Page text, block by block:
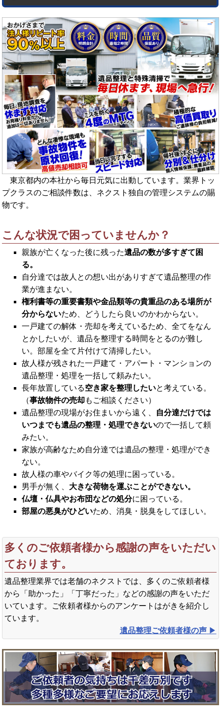
東京都内の本社から毎日元気に出動しています。業界トッ
プクラスのご相談件数は、ネクスト独自の管理システムの賜
物です。
こんな状況で困っていませんか？
親族が亡くなった後に残った遺品の数が多すぎて困
る。
自分達では故人との想い出がありすぎて遺品整理の作
業が進まない。
権利書等の重要書類や金品類等の貴重品のある場所が
分からないため、どうしたら良いのかわからない。
一戸建ての解体・売却を考えているため、全てをなん
とかしたいが、遺品を整理する時間をとるのが難し
い。部屋を全て片付けて清掃したい。
故人様が残された一戸建て・アパート・マンションの
遺品整理・処理を一括して頼みたい。
長年放置している空き家を整理したいと考えている。
（事故物件の売却もご相談ください）
遺品整理の現場がお住まいから遠く、 自分達だけでは
いつまでも遺品の整理・処理できないので一括して頼
みたい。
家族が高齢なため自分達では遺品の整理・処理ができ
ない。
故人様の車やバイク等の処理に困っている。
男手が無く、 大きな荷物を運ぶことができない。
仏壇・仏具やお布団などの処分に困っている。
部屋の悪臭がひどいため、消臭・脱臭をしてほしい。
多くのご依頼者様から感謝の声をいただい
ております。
遺品整理業界では老舗のネクストでは、多くのご依頼者様
から「助かった」「丁寧だった」などの感謝の声をいただ
いています。ご依頼者様からのアンケートはがきを紹介し
ています。
遺品整理ご依頼者様の声▶︎